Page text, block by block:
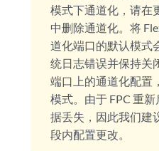
模式下通道化，请在
中删除通道化。将
道化端口的默认模式
统日志错误并保持关
端口上的通道化配置
模式。由于 FPC 重
据丢失，因此我们建
段内配置更改。